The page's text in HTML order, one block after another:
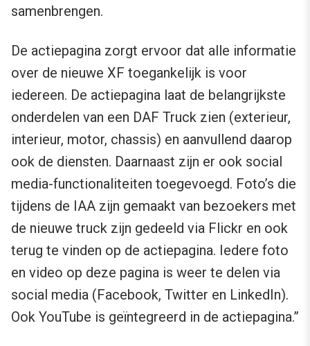
samenbrengen.
De actiepagina zorgt ervoor dat alle informatie
over de nieuwe XF toegankelijk is voor
iedereen. De actiepagina laat de belangrijkste
onderdelen van een DAF Truck zien (exterieur,
interieur, motor, chassis) en aanvullend daarop
ook de diensten. Daarnaast zijn er ook social
media-functionaliteiten toegevoegd. Foto’s die
tijdens de IAA zijn gemaakt van bezoekers met
de nieuwe truck zijn gedeeld via Flickr en ook
terug te vinden op de actiepagina. Iedere foto
en video op deze pagina is weer te delen via
social media (Facebook, Twitter en LinkedIn).
Ook YouTube is geïntegreerd in de actiepagina.”